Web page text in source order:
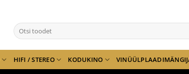
Otsi:
HIFI / STEREO KODUKINO